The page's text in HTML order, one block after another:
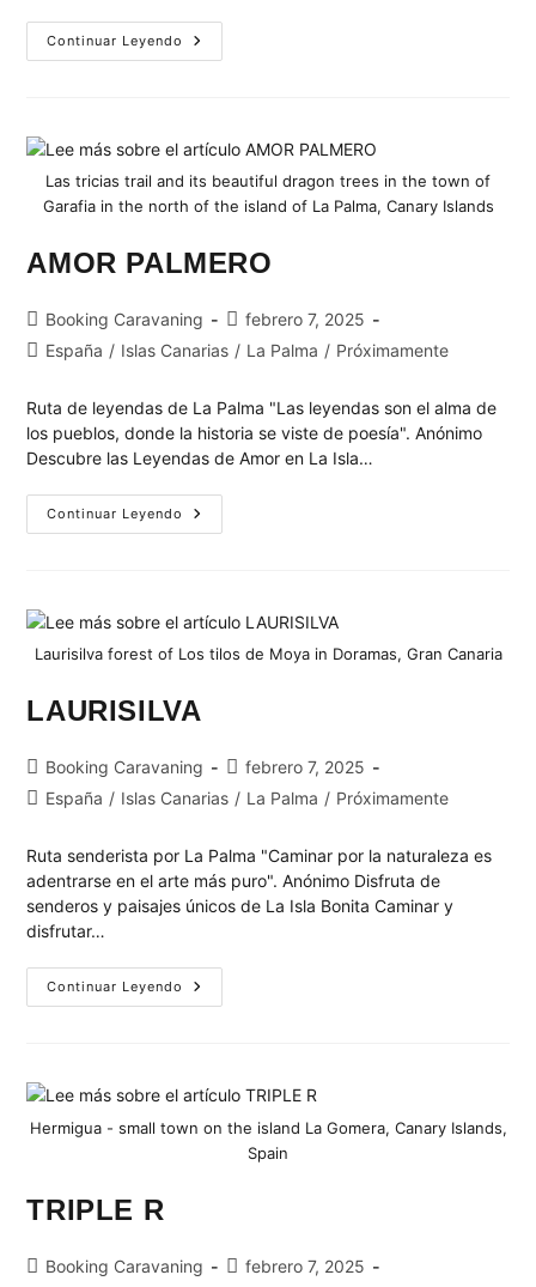
Continuar Leyendo
Las tricias trail and its beautiful dragon trees in the town of
Garafia in the north of the island of La Palma, Canary Islands
AMOR PALMERO
Booking Caravaning
febrero 7, 2025
España / Islas Canarias / La Palma / Próximamente
Ruta de leyendas de La Palma "Las leyendas son el alma de
los pueblos, donde la historia se viste de poesía". Anónimo
Descubre las Leyendas de Amor en La Isla…
Continuar Leyendo
Laurisilva forest of Los tilos de Moya in Doramas, Gran Canaria
LAURISILVA
Booking Caravaning
febrero 7, 2025
España / Islas Canarias / La Palma / Próximamente
Ruta senderista por La Palma "Caminar por la naturaleza es
adentrarse en el arte más puro". Anónimo Disfruta de
senderos y paisajes únicos de La Isla Bonita Caminar y
disfrutar…
Continuar Leyendo
Hermigua - small town on the island La Gomera, Canary Islands,
Spain
TRIPLE R
Booking Caravaning
febrero 7, 2025